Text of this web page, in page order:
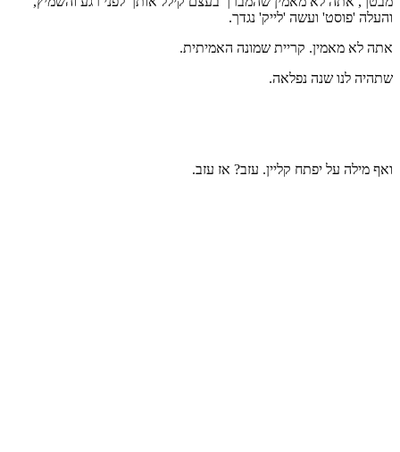
והעלה 'פוסט' ועשה 'לייק' נגדך.
אתה לא מאמין. קריית שמונה האמיתית.
שתהיה לנו שנה נפלאה.
ואף מילה על יפתח קליין. עזב? אז עזב.